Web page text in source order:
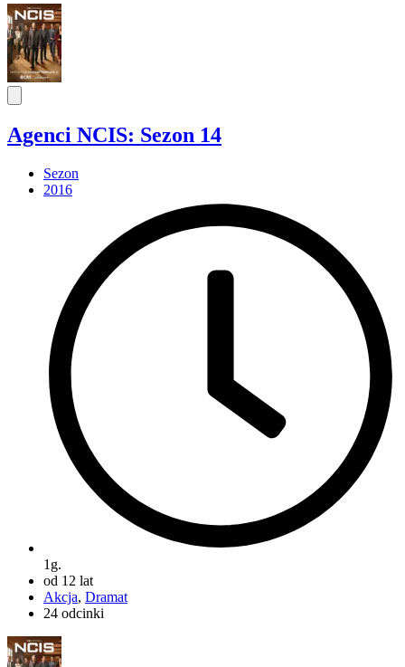
Agenci NCIS: Sezon 14
Sezon
2016
1g.
od 12 lat
Akcja, Dramat
24 odcinki